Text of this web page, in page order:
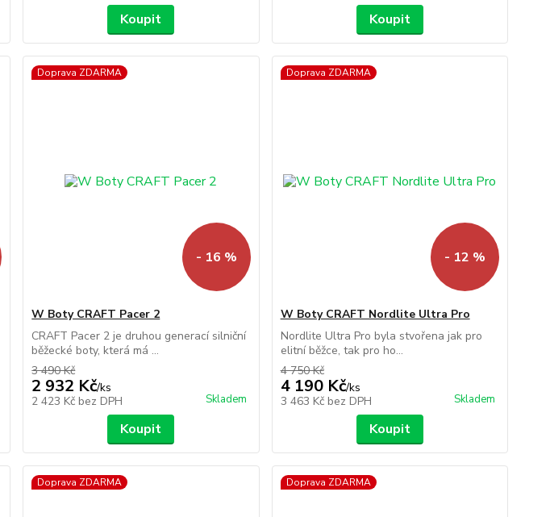
Koupit Koupit
Doprava ZDARMA
- 16 %
W Boty CRAFT Pacer 2
CRAFT Pacer 2 je druhou generací silniční
běžecké boty, která má ...
3 490 Kč
2 932 Kč/ks
2 423 Kč bez DPH Skladem
Koupit
Doprava ZDARMA
- 12 %
W Boty CRAFT Nordlite Ultra Pro
Nordlite Ultra Pro byla stvořena jak pro
elitní běžce, tak pro ho...
4 750 Kč
4 190 Kč/ks
3 463 Kč bez DPH Skladem
Koupit
Doprava ZDARMA Doprava ZDARMA